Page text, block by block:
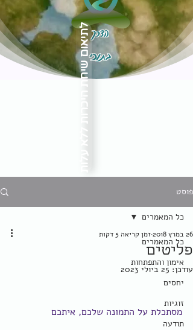
הדרך
בתוכילתיאום שיחת היכרות ללא עלות
פוסט
כל המאמרים
אימון והתפתחות
יחסים
זוגיות
תודעה
כל המאמרים
פליטים
26 במרץ 2018 זמן קריאה 5 דקות
עודכן: 25 ביולי 2023
מסתכלת על התמונה שלכם, איתכם